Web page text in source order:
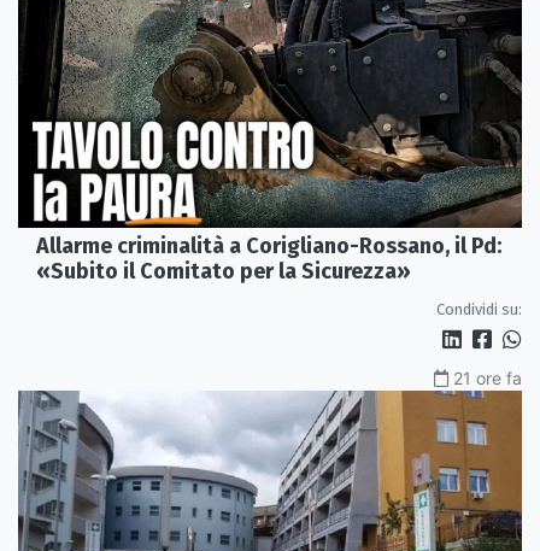
Allarme criminalità a Corigliano-Rossano, il Pd:
«Subito il Comitato per la Sicurezza»
Condividi su:
21 ore fa